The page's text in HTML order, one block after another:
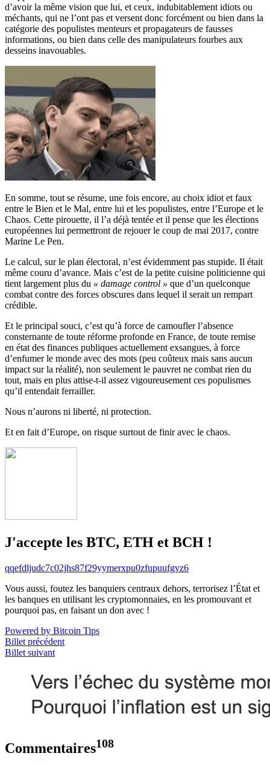
d’avoir la même vision que lui, et ceux, indubitablement idiots ou
méchants, qui ne l’ont pas et versent donc forcément ou bien dans la
catégorie des populistes menteurs et propagateurs de fausses
informations, ou bien dans celle des manipulateurs fourbes aux
desseins inavouables.
En somme, tout se résume, une fois encore, au choix idiot et faux
entre le Bien et le Mal, entre lui et les populistes, entre l’Europe et le
Chaos. Cette pirouette, il l’a déjà tentée et il pense que les élections
européennes lui permettront de rejouer le coup de mai 2017, contre
Marine Le Pen.
Le calcul, sur le plan électoral, n’est évidemment pas stupide. Il était
même couru d’avance. Mais c’est de la petite cuisine politicienne qui
tient largement plus du « damage control » que d’un quelconque
combat contre des forces obscures dans lequel il serait un rempart
crédible.
Et le principal souci, c’est qu’à force de camoufler l’absence
consternante de toute réforme profonde en France, de toute remise
en état des finances publiques actuellement exsangues, à force
d’enfumer le monde avec des mots (peu coûteux mais sans aucun
impact sur la réalité), non seulement le pauvret ne combat rien du
tout, mais en plus attise-t-il assez vigoureusement ces populismes
qu’il entendait ferrailler.
Nous n’aurons ni liberté, ni protection.
Et en fait d’Europe, on risque surtout de finir avec le chaos.
J'accepte les BTC, ETH et BCH !
qqefdljudc7c02jhs87f29yymerxpu0zfupuufgvz6
Vous aussi, foutez les banquiers centraux dehors, terrorisez l’État et
les banques en utilisant les cryptomonnaies, en les promouvant et
pourquoi pas, en faisant un don avec !
Powered by Bitcoin Tips
Billet précédent
Billet suivant
Commentaires108